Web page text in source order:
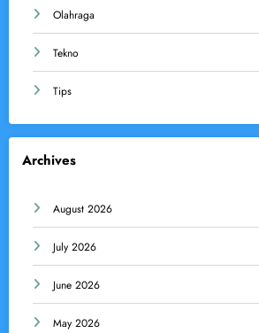
Olahraga
Tekno
Tips
Archives
August 2026
July 2026
June 2026
May 2026